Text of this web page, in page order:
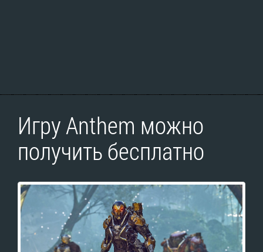
Игру Anthem можно
получить бесплатно